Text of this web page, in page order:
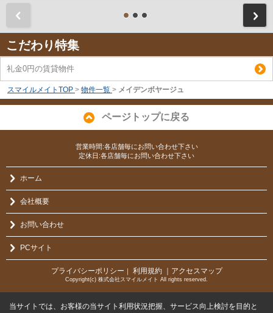
こだわり特集
礼金0円の賃貸物件
スマイルメイトTOP > 物件一覧 > メイデンボヤージュ
ページトップに戻る
営業時間:各店舗毎にお問い合わせ下さい
定休日:各店舗毎にお問い合わせ下さい
ホーム
会社概要
お問い合わせ
PCサイト
プライバシーポリシー ｜ 利用規約 ｜アクセスマップ
Copyright(c) 株式会社スマイルメイト All rights reserved.
当サイトでは、お客様の当サイト利用状況把握、サービス向上検討を目的と